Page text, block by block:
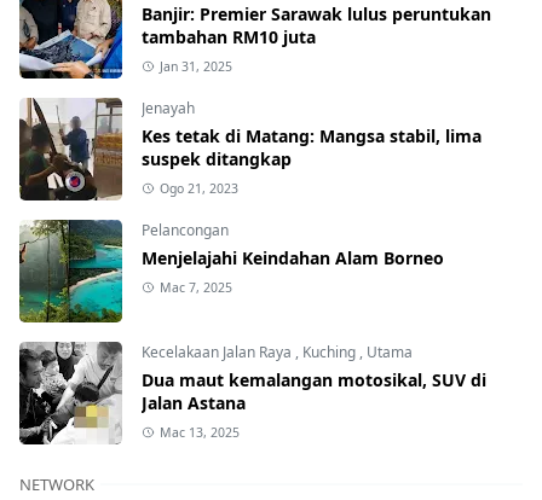
Banjir: Premier Sarawak lulus peruntukan
tambahan RM10 juta
Jan 31, 2025
Jenayah
Kes tetak di Matang: Mangsa stabil, lima
suspek ditangkap
Ogo 21, 2023
Pelancongan
Menjelajahi Keindahan Alam Borneo
Mac 7, 2025
Kecelakaan Jalan Raya , Kuching , Utama
Dua maut kemalangan motosikal, SUV di
Jalan Astana
Mac 13, 2025
NETWORK